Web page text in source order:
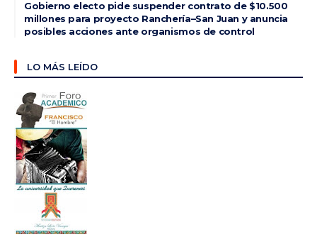
Gobierno electo pide suspender contrato de $10.500
millones para proyecto Ranchería–San Juan y anuncia
posibles acciones ante organismos de control
LO MÁS LEÍDO